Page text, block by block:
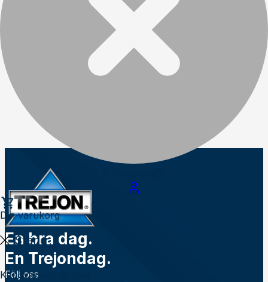
Din varukorg
Stäng
Kundvagnen är tom
En bra dag.
En Trejondag.
Följ oss